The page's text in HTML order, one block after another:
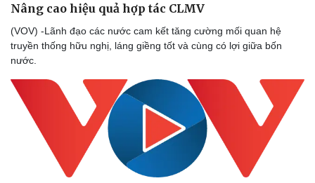
Nâng cao hiệu quả hợp tác CLMV
(VOV) -Lãnh đạo các nước cam kết tăng cường mối quan hệ
truyền thống hữu nghị, láng giềng tốt và cùng có lợi giữa bốn
nước.